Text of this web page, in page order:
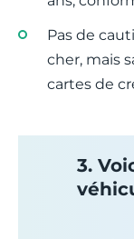
Pas de
cher, mais
cartes de
3.